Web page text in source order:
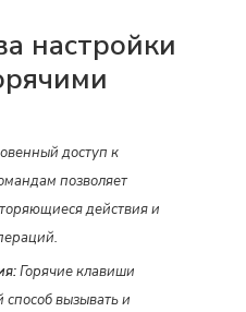
настройки
доступ к
позволяет
действия и
Горячие клавиши
вызывать и